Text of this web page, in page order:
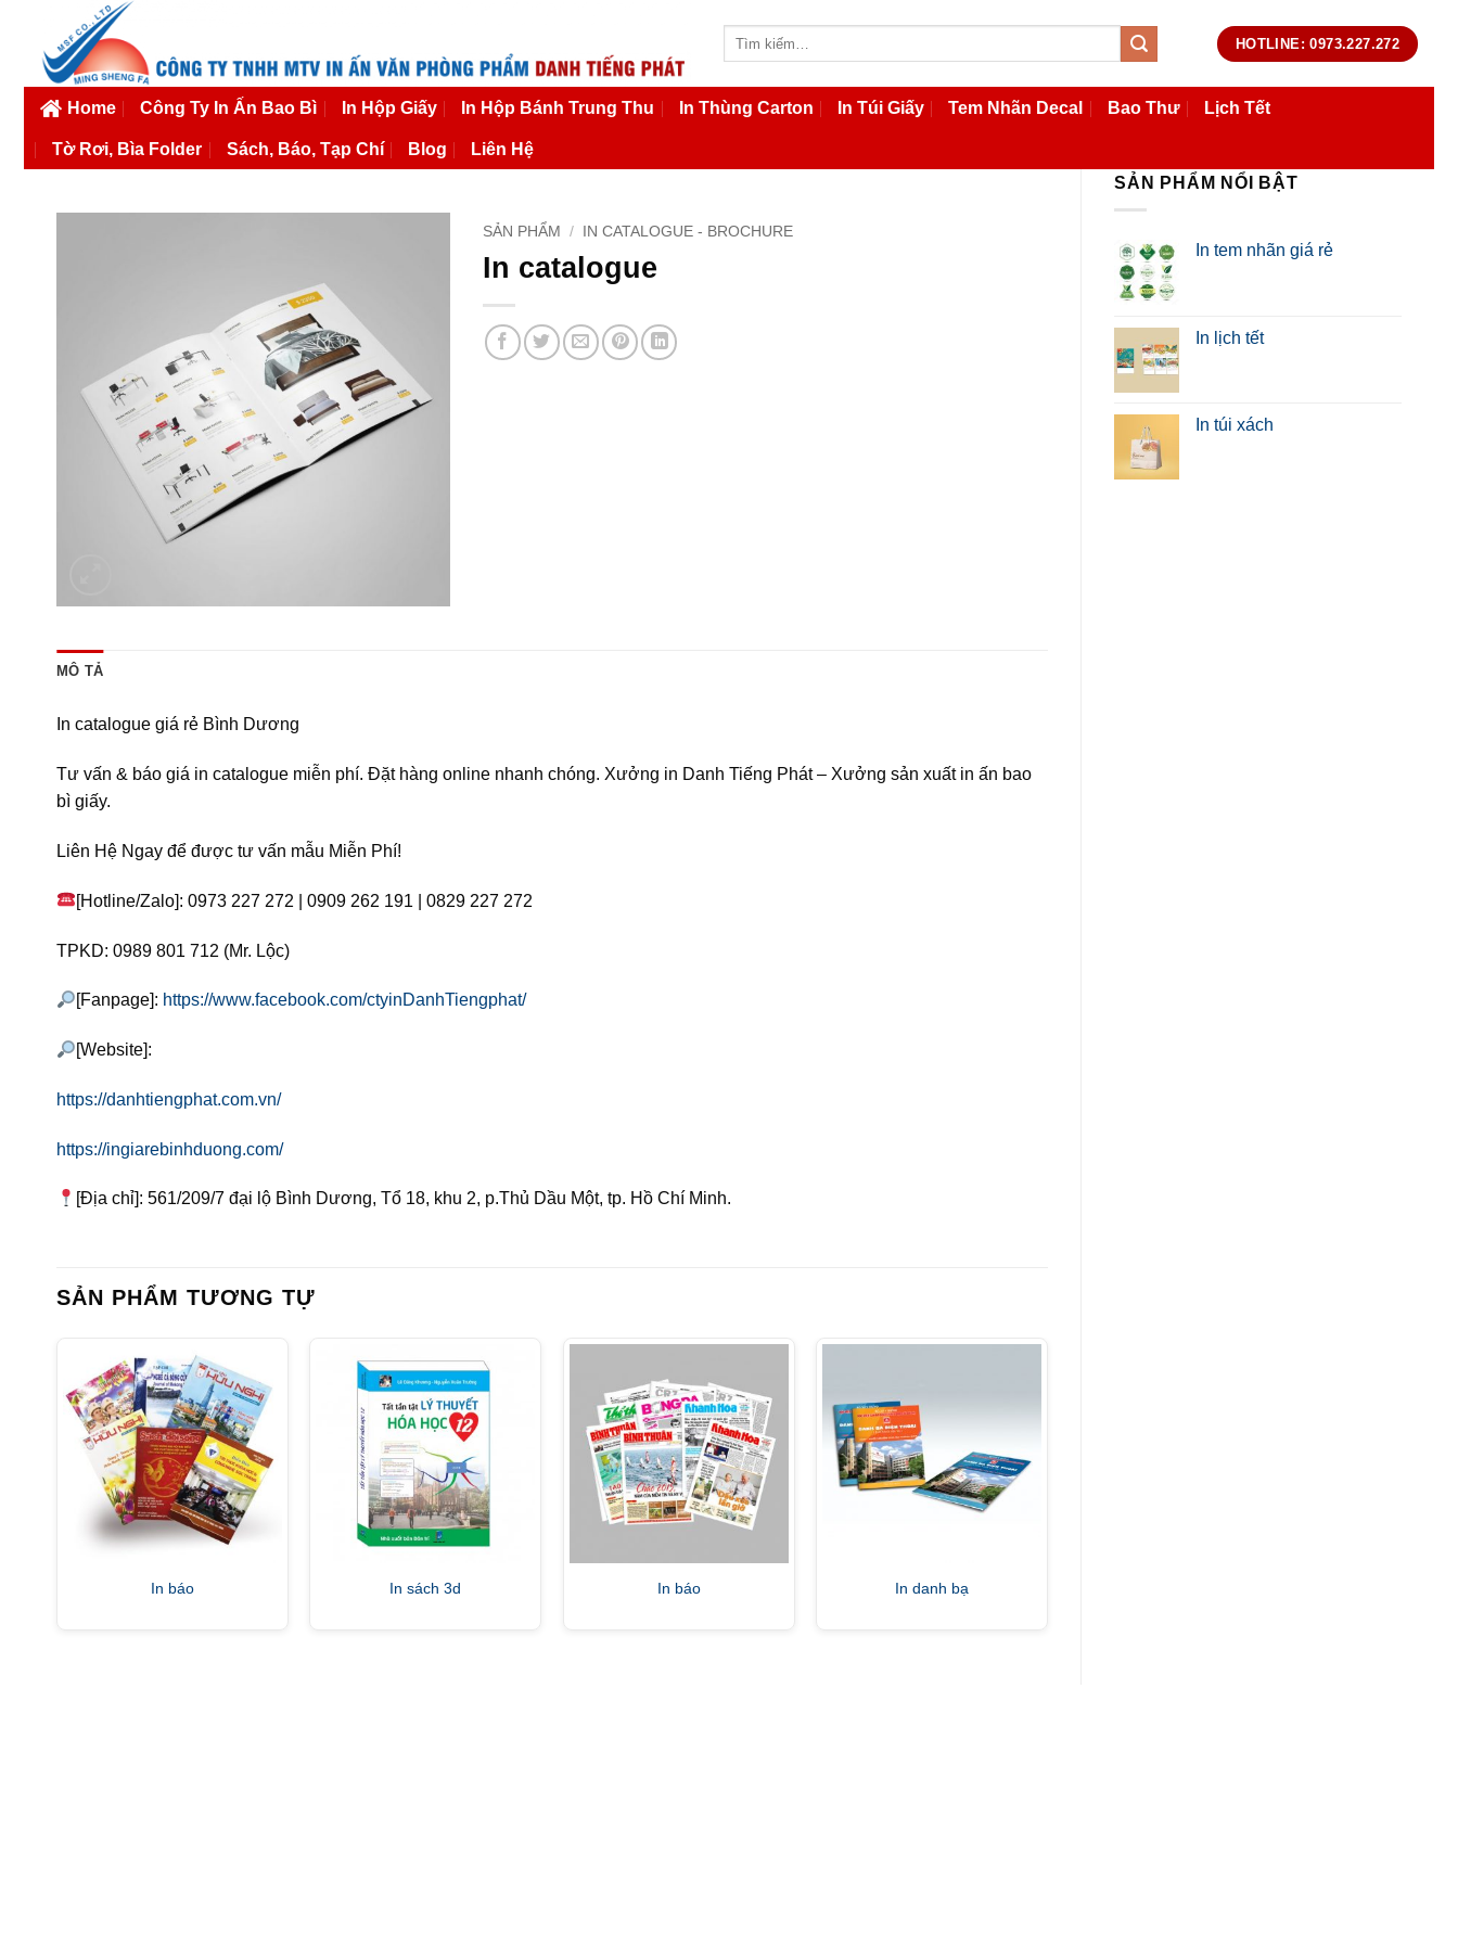
nội
HOTLINE: 0973.227.272
Home Công Ty In Ấn Bao Bì In Hộp Giấy In Hộp Bánh Trung Thu In Thùng Carton In Túi Giấy Tem Nhãn Decal Bao Thư Lịch Tết
Tờ Rơi, Bìa Folder Sách, Báo, Tạp Chí Blog
Liên Hệ
SẢN PHẨM NỔI BẬT
In tem nhãn giá rẻ
In lịch tết
In túi xách
SẢN PHẨM / IN CATALOGUE - BROCHURE
In catalogue
MÔ TẢ
In catalogue giá rẻ Bình Dương
Tư vấn & báo giá in catalogue miễn phí. Đặt hàng online nhanh chóng. Xưởng in Danh Tiếng Phát – Xưởng sản xuất in ấn bao
bì giấy.
Liên Hệ Ngay để được tư vấn mẫu Miễn Phí!
[Hotline/Zalo]: 0973 227 272 | 0909 262 191 | 0829 227 272
TPKD: 0989 801 712 (Mr. Lộc)
[Fanpage]: https://www.facebook.com/ctyinDanhTiengphat/
[Website]:
https://danhtiengphat.com.vn/
https://ingiarebinhduong.com/
[Địa chỉ]: 561/209/7 đại lộ Bình Dương, Tổ 18, khu 2, p.Thủ Dầu Một, tp. Hồ Chí Minh.
SẢN PHẨM TƯƠNG TỰ
In báo In sách 3d In báo In danh bạ